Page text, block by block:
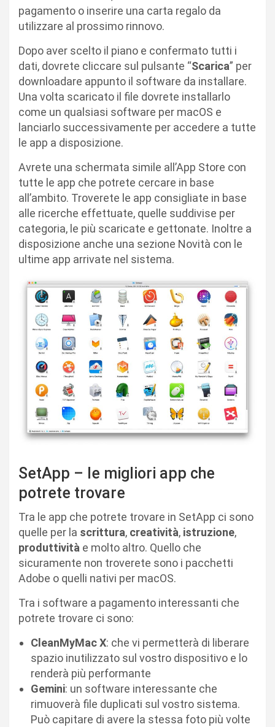
pagamento o inserire una carta regalo da
utilizzare al prossimo rinnovo.
Dopo aver scelto il piano e confermato tutti i
dati, dovrete cliccare sul pulsante “Scarica” per
downloadare appunto il software da installare.
Una volta scaricato il file dovrete installarlo
come un qualsiasi software per macOS e
lanciarlo successivamente per accedere a tutte
le app a disposizione.
Avrete una schermata simile all’App Store con
tutte le app che potrete cercare in base
all’ambito. Troverete le app consigliate in base
alle ricerche effettuate, quelle suddivise per
categoria, le più scaricate e gettonate. Inoltre a
disposizione anche una sezione Novità con le
ultime app arrivate nel sistema.
SetApp – le migliori app che
potrete trovare
Tra le app che potrete trovare in SetApp ci sono
quelle per la scrittura, creatività, istruzione,
produttività e molto altro. Quello che
sicuramente non troverete sono i pacchetti
Adobe o quelli nativi per macOS.
Tra i software a pagamento interessanti che
potrete trovare ci sono:
CleanMyMac X: che vi permetterà di liberare
spazio inutilizzato sul vostro dispositivo e lo
renderà più performante
Gemini: un software interessante che
rimuoverà file duplicati sul vostro sistema.
Può capitare di avere la stessa foto più volte